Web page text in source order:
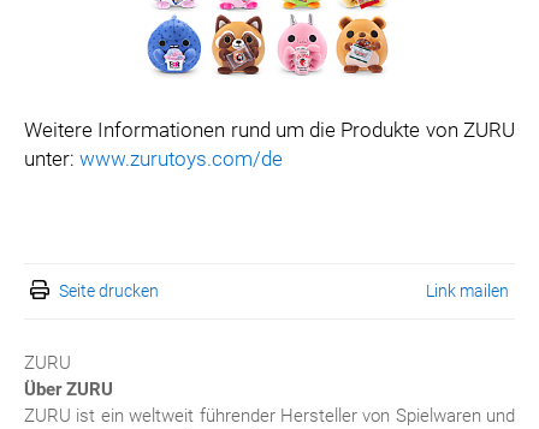
Weitere Informationen rund um die Produkte von ZURU
unter: www.zurutoys.com/de
Seite drucken Link mailen
ZURU
Über ZURU
ZURU ist ein weltweit führender Hersteller von Spielwaren und